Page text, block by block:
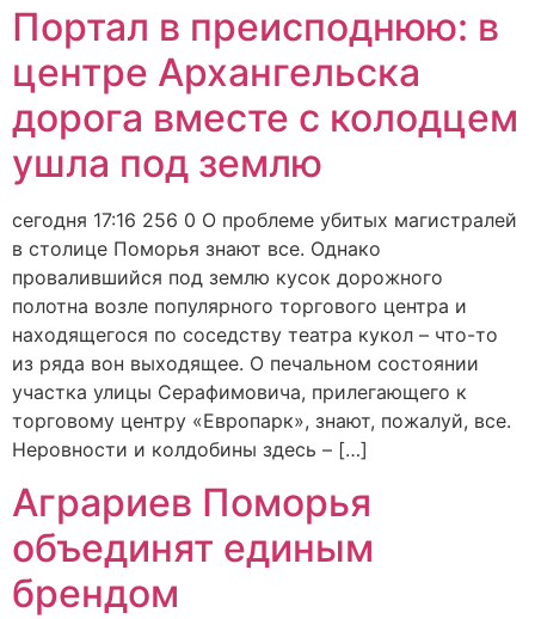
Портал в преисподнюю: в
центре Архангельска
дорога вместе с колодцем
ушла под землю
сегодня 17:16 256 0 О проблеме убитых магистралей
в столице Поморья знают все. Однако
провалившийся под землю кусок дорожного
полотна возле популярного торгового центра и
находящегося по соседству театра кукол – что-то
из ряда вон выходящее. О печальном состоянии
участка улицы Серафимовича, прилегающего к
торговому центру «Европарк», знают, пожалуй, все.
Неровности и колдобины здесь – […]
Аграриев Поморья
объединят единым
брендом